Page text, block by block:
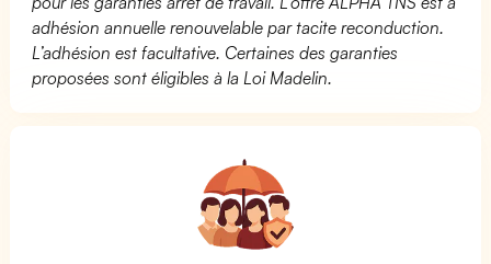
adhésion annuelle renouvelable par tacite reconduction.
L’adhésion est facultative. Certaines des garanties
proposées sont éligibles à la Loi Madelin.